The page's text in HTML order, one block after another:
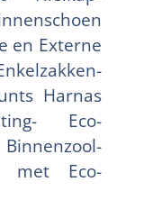
en Externe
Harnas
Eco-
met Eco-